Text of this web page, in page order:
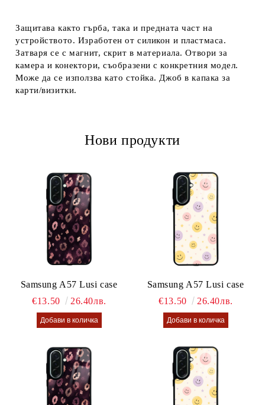
Защитава както гърба, така и предната част на
устройството. Изработен от силикон и пластмаса.
Затваря се с магнит, скрит в материала. Отвори за
камера и конектори, съобразени с конкретния модел.
Може да се използва като стойка. Джоб в капака за
карти/визитки.
Нови продукти
Samsung A57 Lusi case
€13.50
26.40лв.
Samsung A57 Lusi case
€13.50
26.40лв.